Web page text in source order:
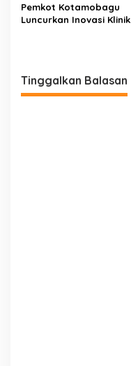
Pemkot Kotamobagu
Luncurkan Inovasi Klinik
Tinggalkan Balasan